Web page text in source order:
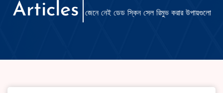
Articles জেনে নেই ডেড স্কিন সেল রিমুভ করার উপায়গুলো